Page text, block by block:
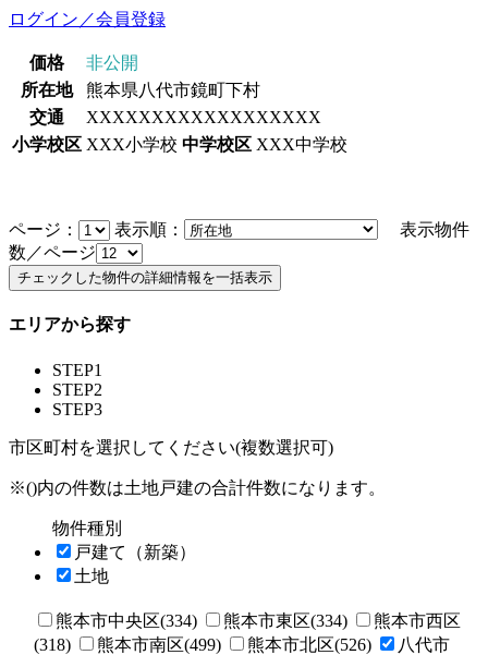
ログイン／会員登録
価格
非公開
所在地
熊本県八代市鏡町下村
交通
XXXXXXXXXXXXXXXXXX
小学校区 XXX小学校 中学校区 XXX中学校
ページ： 表示順：
表示物件
数／ページ
エリアから探す
STEP1
STEP2
STEP3
市区町村を選択してください(複数選択可)
※()内の件数は土地戸建の合計件数になります。
物件種別
戸建て（新築）
土地
熊本市中央区(334) 熊本市東区(334)
熊本市西区
(318)
熊本市南区(499) 熊本市北区(526)
八代市